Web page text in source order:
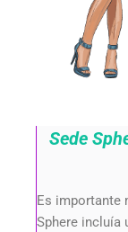
Sede
Es importante
Sphere incluía